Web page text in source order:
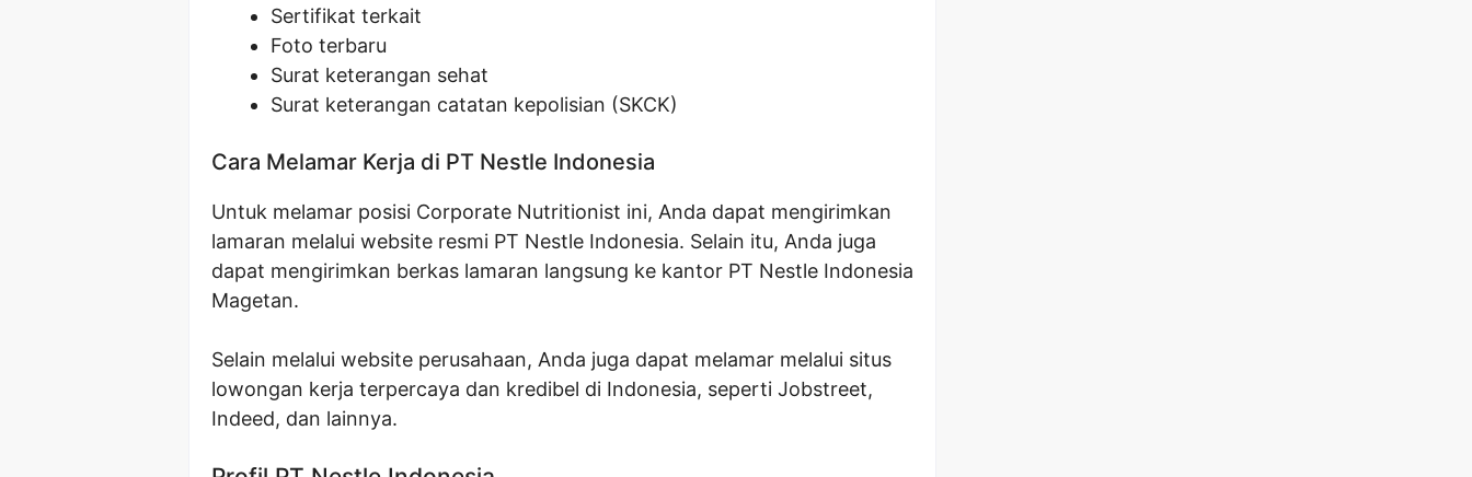
Sertifikat terkait
Foto terbaru
Surat keterangan sehat
Surat keterangan catatan kepolisian (SKCK)
Cara Melamar Kerja di PT Nestle Indonesia
Untuk melamar posisi Corporate Nutritionist ini, Anda dapat mengirimkan
lamaran melalui website resmi PT Nestle Indonesia. Selain itu, Anda juga
dapat mengirimkan berkas lamaran langsung ke kantor PT Nestle Indonesia
Magetan.
Selain melalui website perusahaan, Anda juga dapat melamar melalui situs
lowongan kerja terpercaya dan kredibel di Indonesia, seperti Jobstreet,
Indeed, dan lainnya.